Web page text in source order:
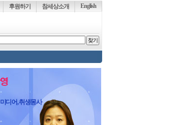
English
참세상소개
후원하기
미디어, 취생몽사